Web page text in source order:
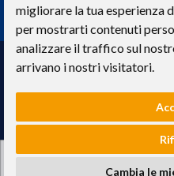
migliorare la tua esperienza
per mostrarti contenuti
analizzare il traffico sul
arrivano i nostri visitatori.
Cambia le
P.IVA: 01652670215
Memetic srl- Via Pasqui 28 - 38068
Le foto e le immagini riprodotte sul sito
Ignas Tour S.p.A. - Capitale sociale
Commercio Industria Artigianato